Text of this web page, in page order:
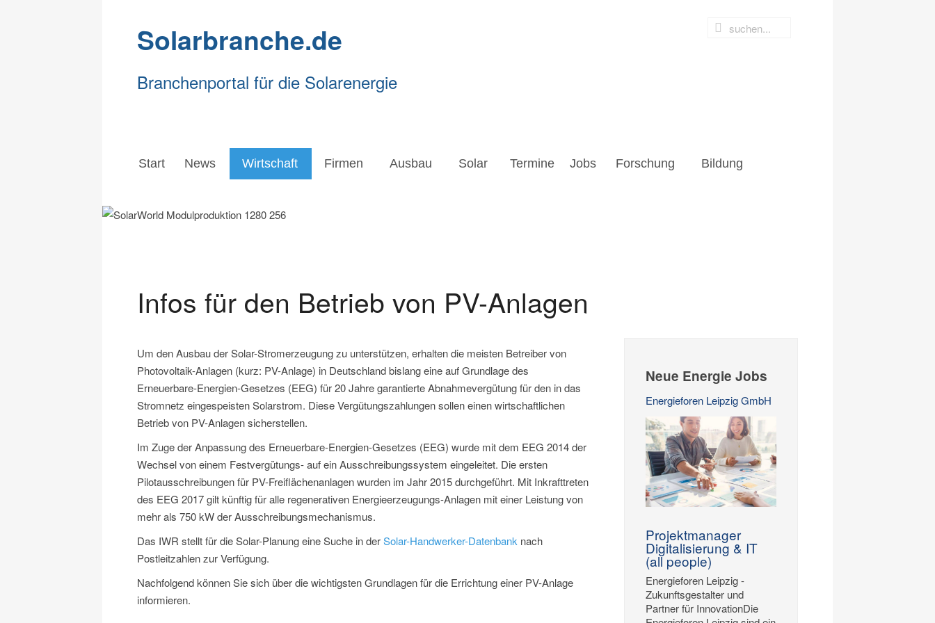
Solarbranche.de
Branchenportal für die Solarenergie
Start News Wirtschaft Firmen Ausbau Solar Termine Jobs Forschung Bildung
Infos für den Betrieb von PV-Anlagen
Um den Ausbau der Solar-Stromerzeugung zu unterstützen, erhalten die meisten Betreiber von
Photovoltaik-Anlagen (kurz: PV-Anlage) in Deutschland bislang eine auf Grundlage des
Erneuerbare-Energien-Gesetzes (EEG) für 20 Jahre garantierte Abnahmevergütung für den in das
Stromnetz eingespeisten Solarstrom. Diese Vergütungszahlungen sollen einen wirtschaftlichen
Betrieb von PV-Anlagen sicherstellen.
Im Zuge der Anpassung des Erneuerbare-Energien-Gesetzes (EEG) wurde mit dem EEG 2014 der
Wechsel von einem Festvergütungs- auf ein Ausschreibungssystem eingeleitet. Die ersten
Pilotausschreibungen für PV-Freiflächenanlagen wurden im Jahr 2015 durchgeführt. Mit Inkrafttreten
des EEG 2017 gilt künftig für alle regenerativen Energieerzeugungs-Anlagen mit einer Leistung von
mehr als 750 kW der Ausschreibungsmechanismus.
Das IWR stellt für die Solar-Planung eine Suche in derSolar-Handwerker-Datenbank nach
Postleitzahlen zur Verfügung.
Nachfolgend können Sie sich über die wichtigsten Grundlagen für die Errichtung einer PV-Anlage
informieren.
Neue Energie Jobs
Energieforen Leipzig GmbH
Projektmanager
Digitalisierung & IT
(all people)
Energieforen Leipzig -
Zukunftsgestalter und
Partner für InnovationDie